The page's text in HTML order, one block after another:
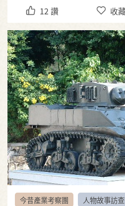
12 讚 收
今昔產業考察團 人物故事訪